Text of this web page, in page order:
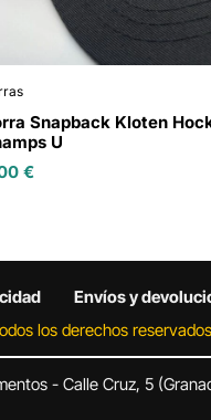
Snapback Kloten
U
€
Envíos y
los derechos
- Calle Cruz, 5